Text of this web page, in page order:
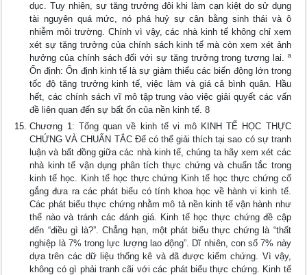
dục. Tuy nhiên, sự tăng trưởng đôi khi làm cạn kiệt do sử dụng
tài nguyên quá mức, nó phá huỷ sự cân bằng sinh thái và ô
nhiễm môi trường. Chính vì vậy, các nhà kinh tế không chỉ xem
xét sự tăng trưởng của chính sách kinh tế mà còn xem xét ảnh
hưởng của chính sách đối với sự tăng trưởng trong tương lai. ª
Ổn định: Ổn định kinh tế là sự giảm thiểu các biến động lớn trong
tốc độ tăng trưởng kinh tế, việc làm và giá cả bình quân. Hầu
hết, các chính sách vĩ mô tập trung vào việc giải quyết các vấn
đề liên quan đến sự bất ổn của nền kinh tế. 8
Chương 1: Tổng quan về kinh tế vi mô KINH TẾ HỌC THỰC
CHỨNG VÀ CHUẨN TẮC Để có thể giải thích tại sao có sự tranh
luận và bất đồng giữa các nhà kinh tế, chúng ta hãy xem xét các
nhà kinh tế vận dụng phân tích thực chứng và chuẩn tắc trong
kinh tế học. Kinh tế học thực chứng Kinh tế học thực chứng cố
gắng đưa ra các phát biểu có tính khoa học về hành vi kinh tế.
Các phát biểu thực chứng nhằm mô tả nền kinh tế vận hành như
thế nào và tránh các đánh giá. Kinh tế học thực chứng đề cập
đến “điều gì là?”. Chẳng hạn, một phát biểu thực chứng là “thất
nghiệp là 7% trong lực lượng lao động”. Dĩ nhiên, con số 7% này
dựa trên các dữ liệu thống kê và đã được kiểm chứng. Vì vậy,
không có gì phải tranh cãi với các phát biểu thực chứng. Kinh tế